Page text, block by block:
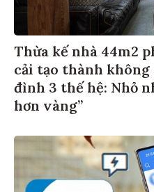
Thừa kế nhà 44m2
cải tạo thành không
đình 3 thế hệ: Nhỏ
hơn vàng”